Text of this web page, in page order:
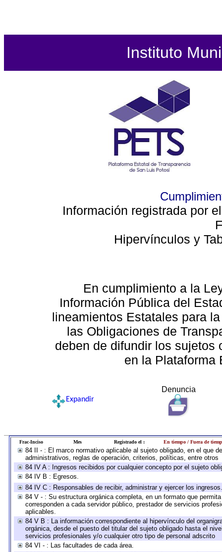
Instituto
Información registrada por
Hipervínculos y
En cumplimiento a la
Información Pública del
lineamientos Estatales para
las Obligaciones de
deben de difundir los sujetos
en la Plataforma
Denuncia
Expandir
Frac-Inciso Mes Registrado el : En tiempo / Fuera de
84 II - : El marco normativo aplicable al sujeto obligado, en el que
administrativos, reglas de operación, criterios, políticas, entre otros
84 IV A : Ingresos recibidos por cualquier concepto por el sujeto
84 IV B : Egresos.
84 IV C : Responsables de recibir, administrar y ejercer los ingresos.
84 V - : Su estructura orgánica completa, en un formato que
corresponden a cada servidor público, prestador de servicios
aplicables.
84 V B : La información correspondiente al hipervínculo del
orgánica, desde el puesto del titular del sujeto obligado hasta el
servicios profesionales y/o cualquier otro tipo de personal adscrito
84 VI - : Las facultades de cada área.